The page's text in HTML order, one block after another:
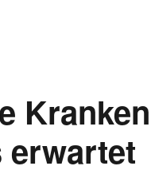
erwartet